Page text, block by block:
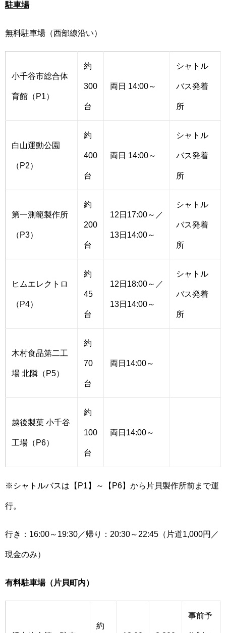
駐車場
無料駐車場（西部線沿い）
小千谷市総合体
育館（P1）
約
300
台
両日 14:00～
シャトル
バス発着
所
白山運動公園
（P2）
約
400
台
両日 14:00～
シャトル
バス発着
所
第一測範製作所
（P3）
約
200
台
12日17:00～／
13日14:00～
シャトル
バス発着
所
ヒムエレクトロ
（P4）
約
45
台
12日18:00～／
13日14:00～
シャトル
バス発着
所
木村食品第二工
場 北隣（P5）
約
70
台
両日14:00～
越後製菓 小千谷
工場（P6）
約
100
台
両日14:00～
※シャトルバスは【P1】～【P6】から片貝製作所前まで運
行。
行き：16:00～19:30／帰り：20:30～22:45（片道1,000円／
現金のみ）
有料駐車場（片貝町内）
約
事前予